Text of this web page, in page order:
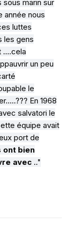
marin sur
année nous
luttes
les gens
....cela
un peu
le
En 1968
salvatori le
équipe avait
port de
ont bien
avec .."